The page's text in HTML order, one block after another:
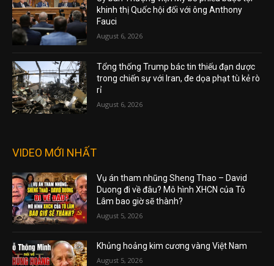
khinh thị Quốc hội đối với ông Anthony
Fauci
August 6, 2026
Tổng thống Trump bác tin thiếu đạn dược
trong chiến sự với Iran, đe dọa phạt tù kẻ rò
rỉ
August 6, 2026
VIDEO MỚI NHẤT
Vụ án tham nhũng Sheng Thao – David
Duong đi về đâu? Mô hình XHCN của Tô
Lâm bao giờ sẽ thành?
August 5, 2026
Khủng hoảng kim cương vàng Việt Nam
August 5, 2026